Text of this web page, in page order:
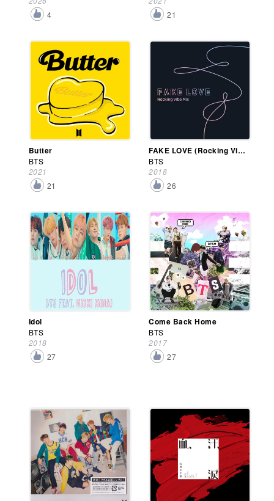
4
21
Butter
BTS
2021
21
FAKE LOVE (Rocking Vibe Mix)
BTS
2018
26
Idol
BTS
2018
27
Come Back Home
BTS
2017
27